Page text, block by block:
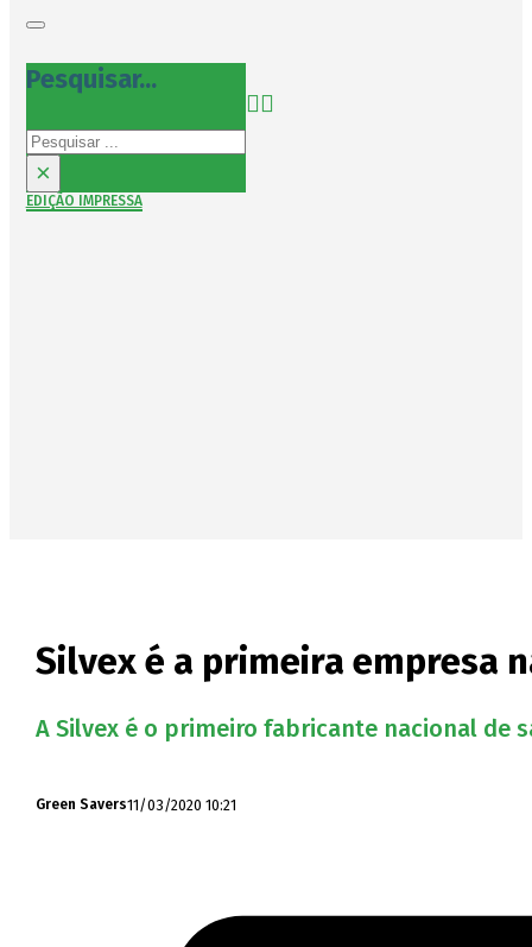
Pesquisar...
Pesquisar
×
EDIÇÃO IMPRESSA
Silvex é a primeira empresa
A Silvex é o primeiro fabricante nacional de
Green Savers11/03/2020 10:21